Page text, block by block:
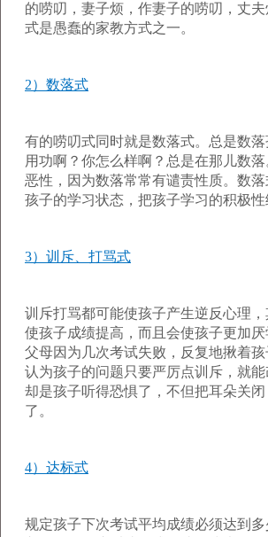
的唠叨，妻子烦，作妻子的唠叨，丈
式是愚蠢的家教方式之一。
2）数落式
有的唠叨式同时就是数落式。总是数
用功啊？你怎么样啊？总是在那儿数
恶性，因为数落常常有谴责性质。数
孩子的学习状态，把孩子学习的积极性
3）训斥、打骂式
训斥打骂都可能使孩子产生逆反心理
使孩子成绩提高，而且会使孩子更加厌
父母因为几次考试失败，反复地揪着孩
认为孩子的问题只要严厉点训斥，就
却是孩子听得恐惧了，不但把耳朵关
了。
4）达标式
规定孩子下次考试平均成绩必须达到